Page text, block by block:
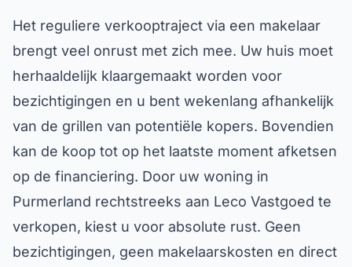
Het reguliere verkooptraject via een makelaar
brengt veel onrust met zich mee. Uw huis moet
herhaaldelijk klaargemaakt worden voor
bezichtigingen en u bent wekenlang afhankelijk
van de grillen van potentiële kopers. Bovendien
kan de koop tot op het laatste moment afketsen
op de financiering. Door uw woning in
Purmerland rechtstreeks aan Leco Vastgoed te
verkopen, kiest u voor absolute rust. Geen
bezichtigingen, geen makelaarskosten en direct